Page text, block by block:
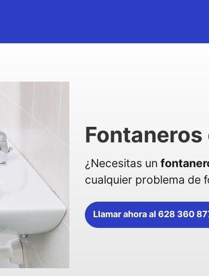
Fontaneros
¿Necesitas un
cualquier problema de
Llamar ahora al 628 360